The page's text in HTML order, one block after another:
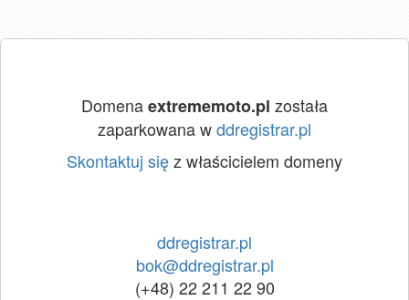
Domenaextrememoto.pl została
zaparkowana wddregistrar.pl
Skontaktuj sięz właścicielem domeny
ddregistrar.pl
bok@ddregistrar.pl
(+48) 22 211 22 90